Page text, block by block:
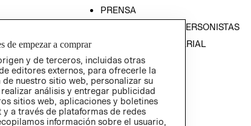
PRENSA
RELACIÓN CON INVERSONISTAS
POLÍTICA EMPRESARIAL
de empezar a comprar
y de terceros, incluidas otras
editores externos, para ofrecerle la
nuestro sitio web, personalizar su
análisis y entregar publicidad
sitios web, aplicaciones y boletines
a través de plataformas de redes
información sobre el usuario,